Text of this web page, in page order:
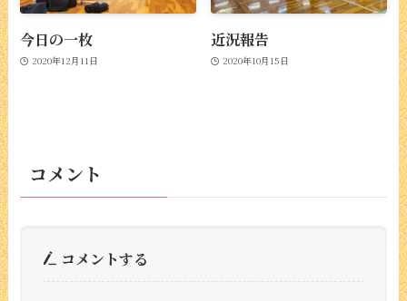
今日の一枚
2020年12月11日
近況報告
2020年10月15日
コメント
コメントする